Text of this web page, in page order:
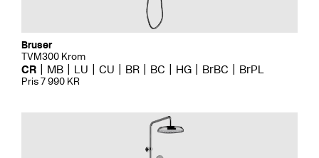
Bruser
TVM300 Krom
CR MB LU CU BR BC HG BrBC BrPL
Pris 7 990 KR